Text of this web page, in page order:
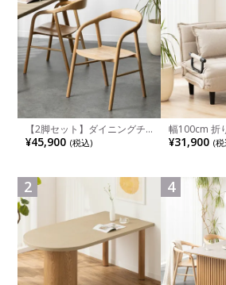
【2脚セット】ダイニングチ
ェア 木製 LUGA 肘付き チェ
ア 天然木 リビング椅子 板座
ュラル ブラウン 完成品
¥45,900 (税込)
2
幅100cm 折
ベッド コン
ニング カウ
¥31,900 (
4